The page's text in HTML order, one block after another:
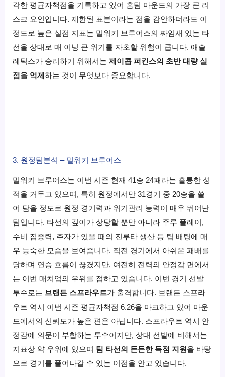
각한 평균자책점을 기록하고 있어 홈팀 마운드의 가장 큰 리
스크 요인입니다. 제한된 표본이라는 점을 감안하더라도 이
정도로 높은 실점 지표는 밀워키 브루어스의 짜임새 있는 타
선을 상대로 매 이닝 큰 위기를 자초할 위험이 큽니다. 애슬
레틱스가 승리하기 위해서는제이콥 퍼킨스의 초반 대량 실
점을 억제하는 것이 무엇보다 중요합니다.
3. 원정팀분석 – 밀워키 브루어스
밀워키 브루어스는 이번 시즌 현재 41승 24패라는 훌륭한 성
적을 거두고 있으며, 특히 원정에서만 31경기 중 20승을 쓸
어 담을 정도로 원정 경기력과 위기관리 능력이 매우 뛰어난
팀입니다. 타선의 깊이가 상당할 뿐만 아니라 주루 플레이,
수비 집중력, 주자가 있을 때의 진루타 생산 등 팀 배팅에 매
우 능숙한 모습을 보여줍니다. 직전 경기에서 아쉬운 패배를
당하며 연승 흐름이 끊겼지만, 여전히 전력의 안정감 면에서
는 이번 매치업의 우위를 점하고 있습니다. 이번 경기 선발
투수로는 브랜든 스프라우트가 출격합니다. 브랜든 스프라
우트 역시 이번 시즌 평균자책점 6.26을 마크하고 있어 마운
드에서의 신뢰도가 높은 편은 아닙니다. 스프라우트 역시 안
정감에 의문이 부합하는 투수이지만, 상대 선발에 비해서는
지표상 약 우위에 있으며 팀 타선의 든든한 득점 지원 을 바탕
으로 경기를 풀어나갈 수 있는 이점을 안고 있습니다.